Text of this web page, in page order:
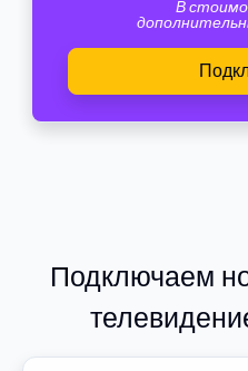
В
Подключаем